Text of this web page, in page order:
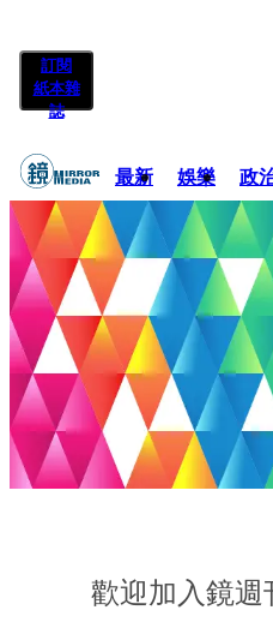
訂閱
紙本雜
誌
最新 娛樂 政
歡迎加入鏡